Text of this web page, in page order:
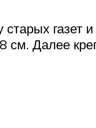
газет
Далее